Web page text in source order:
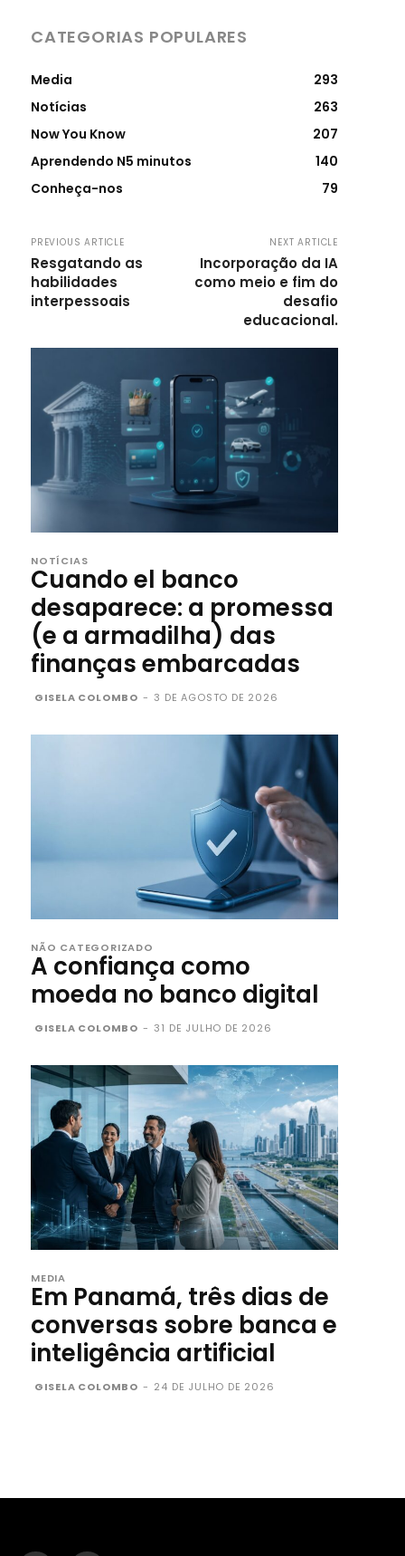
CATEGORIAS POPULARES
Media
293
Notícias
263
Now You Know
207
Aprendendo N5 minutos
140
Conheça-nos
79
PREVIOUS ARTICLE
Resgatando as
habilidades
interpessoais
NEXT ARTICLE
Incorporação da IA
como meio e fim do
desafio
educacional.
NOTÍCIAS
Cuando el banco
desaparece: a promessa
(e a armadilha) das
finanças embarcadas
GISELA COLOMBO - 3 DE AGOSTO DE 2026
NÃO CATEGORIZADO
A confiança como
moeda no banco digital
GISELA COLOMBO - 31 DE JULHO DE 2026
MEDIA
Em Panamá, três dias de
conversas sobre banca e
inteligência artificial
GISELA COLOMBO - 24 DE JULHO DE 2026